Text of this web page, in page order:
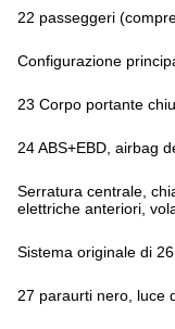
22 passeggeri
Configurazione
23 Corpo portante
24 ABS+EBD, airbag
Serratura centrale,
elettriche anteriori,
Sistema originale di
27 paraurti nero, luce